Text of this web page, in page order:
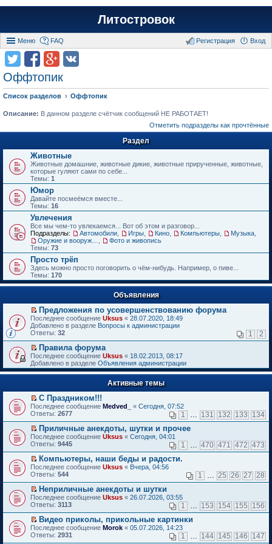
Литостровок
Меню FAQ Вход
Регистрация
Оффтопик
Список разделов Оффтопик
Описание: В данном разделе счётчик сообщений НЕ РАБОТАЕТ!
Отметить подразделы как прочтённые
Раздел
Животные
Животные домашние, животные дикие, животные прирученные, животные,
которые гуляют сами по себе...
Темы: 1
Юмор
Давайте посмеёмся вместе...
Темы: 16
Увлечения
Все мы чем-то увлекаемся... Вот об этом и разговор...
Подразделы:
Автомобили Игры Кино Компьютеры Музыка
Фото и живопись
Темы: 73
Просто трёп
Здесь можно просто поговорить о чём-нибудь. Например, о пиве...
Темы: 170
Объявления
П
е
р
й
т
и
к
п
в
о
м
у
н
е
п
р
о
ч
и
т
а
н
н
о
м
у
с
о
о
Предложения по усовершенствованию форума
Последнее сообщение Uksus « 28.07.2020, 18:49
Добавлено в разделе Вопросы к администрации
Ответы: 32 1 2
П
е
р
е
т
и
к
п
р
в
о
м
у
н
е
п
р
о
ч
и
т
а
н
н
Правила форума
Последнее сообщение Uksus « 18.02.2013, 08:17
Добавлено в разделе Объявления администрации
Активные темы
П
е
е
й
т
и
к
п
е
р
в
о
м
у
н
е
п
р
о
С Праздником!!!
Последнее сообщение Medved_ « Сегодня, 07:52
Ответы: 2677 1 131 132 133 134
П
е
е
й
т
и
к
п
е
р
в
о
м
у
Приличные анекдоты, шутки и прочее
Последнее сообщение Uksus « Сегодня, 04:01
Ответы: 9445 1 470 471 472 473
П
е
е
й
т
и
к
п
е
р
Компьютеры, наши беды и радости.
Последнее сообщение Uksus « Вчера, 04:56
Ответы: 544 1 25 26 27 28
П
е
е
й
т
и
Неприличные анекдоты и шутки
Последнее сообщение Uksus « 26.07.2026, 03:55
Ответы: 3113 1 153 154 155 156
П
е
Видео приколы, прикольные картинки
Последнее сообщение Morok « 05.07.2026, 14:23
Ответы: 2931 1 144 145 146 147